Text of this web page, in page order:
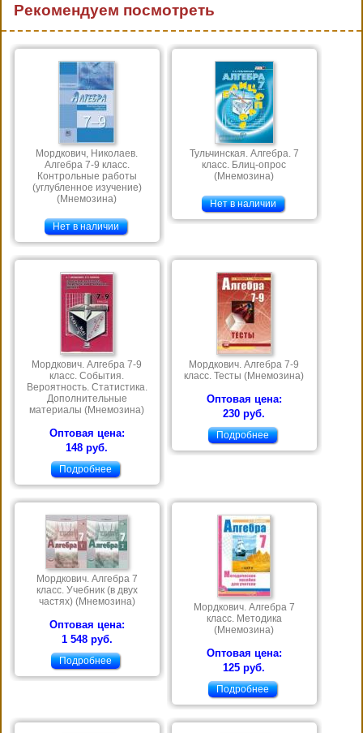
Рекомендуем посмотреть
Мордкович, Николаев.
Алгебра 7-9 класс.
Контрольные работы
(углубленное изучение)
(Мнемозина)
Нет в наличии
Тульчинская. Алгебра. 7
класс. Блиц-опрос
(Мнемозина)
Нет в наличии
Мордкович. Алгебра 7-9
класс. События.
Вероятность. Статистика.
Дополнительные
материалы (Мнемозина)
Оптовая цена:
148 руб.
Подробнее
Мордкович. Алгебра 7-9
класс. Тесты (Мнемозина)
Оптовая цена:
230 руб.
Подробнее
Мордкович. Алгебра 7
класс. Учебник (в двух
частях) (Мнемозина)
Оптовая цена:
1 548 руб.
Подробнее
Мордкович. Алгебра 7
класс. Методика
(Мнемозина)
Оптовая цена:
125 руб.
Подробнее